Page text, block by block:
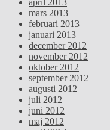
april 2013
mars 2013
februari 2013
januari 2013
december 2012
november 2012
oktober 2012
september 2012
augusti 2012
juli 2012
juni 2012
maj 2012